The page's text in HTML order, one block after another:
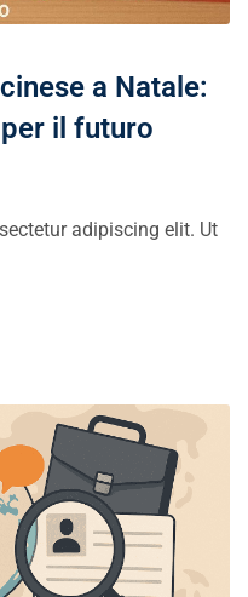
a Natale:
il futuro
adipiscing elit. Ut